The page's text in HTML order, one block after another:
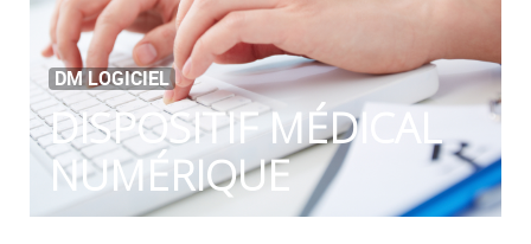
DM LOGICIEL
DISPOSITIF MÉDICAL
NUMÉRIQUE